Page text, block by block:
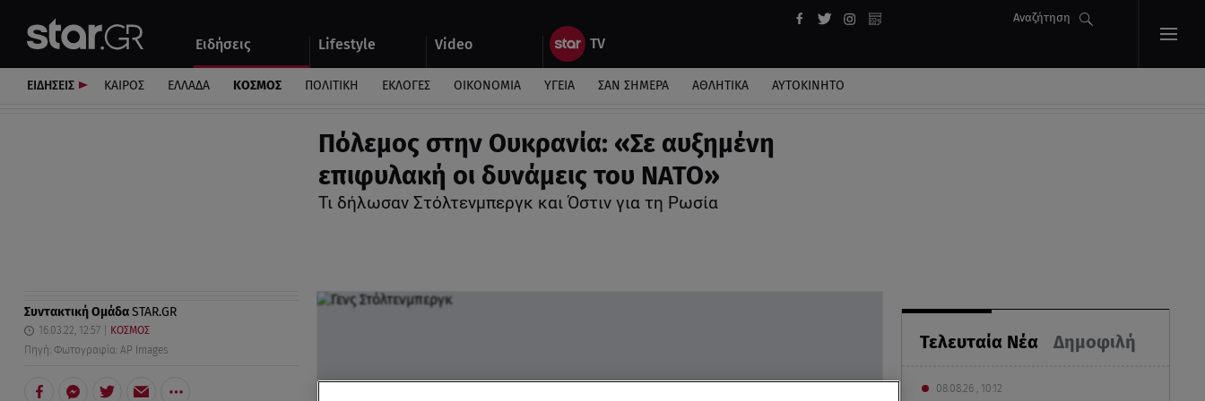
Ειδήσεις Lifestyle Video
Αναζήτηση
Αυτοκίνητο
ΕΙΔΗΣΕΙΣ ΚΑΙΡΟΣ ΕΛΛΑΔΑ ΚΟΣΜΟΣ ΠΟΛΙΤΙΚΗ ΕΚΛΟΓΕΣ ΟΙΚΟΝΟΜΙΑ ΥΓΕΙΑ ΣΑΝ ΣΗΜΕΡΑ ΑΘΛΗΤΙΚΑ ΑΥΤΟΚΙΝΗΤΟ
Πόλεμος στην Ουκρανία: «Σε αυξημένη
επιφυλακή οι δυνάμεις του ΝΑΤΟ»
Τι δήλωσαν Στόλτενμπεργκ και Όστιν για τη Ρωσία
Τελευταία Νέα Δημοφιλή
08.08.26 , 10:12
Συντακτική ΟμάδαSTAR.GR
16.03.22, 12:57
ΚΟΣΜΟΣ
Πηγή: Φωτογραφία: AP Images